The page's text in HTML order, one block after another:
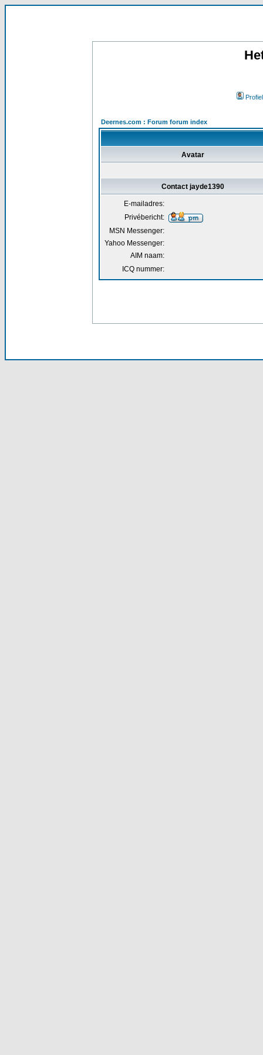
Profiel
Deernes.com : Forum forum index
Avatar
Contact jayde1390
E-mailadres:
Privébericht:
MSN Messenger:
Yahoo Messenger:
AIM naam:
ICQ nummer: